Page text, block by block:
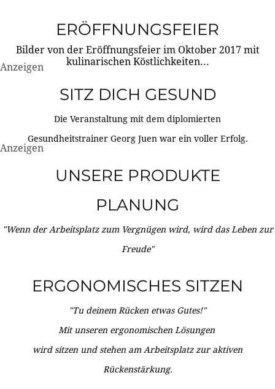
ERÖFFNUNGSFEIER
Bilder von der Eröffnungsfeier im Oktober 2017 mit
kulinarischen Köstlichkeiten...
Anzeigen
SITZ DICH GESUND
Die Veranstaltung mit dem diplomierten
Gesundheitstrainer Georg Juen war ein voller Erfolg.
Anzeigen
UNSERE PRODUKTE
PLANUNG
"Wenn der Arbeitsplatz zum Vergnügen wird, wird das Leben zur
Freude"
ERGONOMISCHES SITZEN
"Tu deinem Rücken etwas Gutes!"
Mit unseren ergonomischen Lösungen
wird sitzen und stehen am Arbeitsplatz zur aktiven
Rückenstärkung.